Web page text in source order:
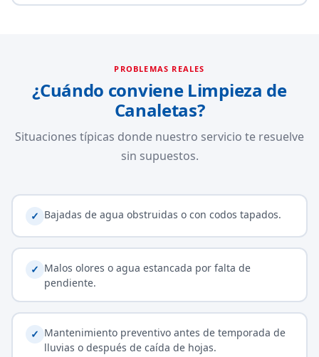
PROBLEMAS REALES
¿Cuándo conviene Limpieza de
Canaletas?
Situaciones típicas donde nuestro servicio te resuelve
sin supuestos.
✓ Bajadas de agua obstruidas o con codos tapados.
✓ Malos olores o agua estancada por falta de
pendiente.
✓ Mantenimiento preventivo antes de temporada de
lluvias o después de caída de hojas.